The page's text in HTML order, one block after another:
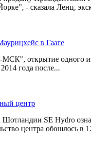
- сказала Ленц,
открытие одного
года после...
Шотландии SE Hydro
центра обошлось в